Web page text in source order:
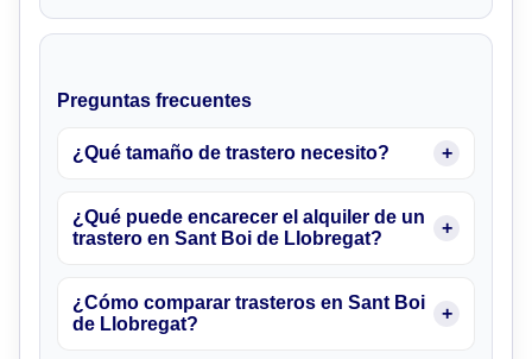
Preguntas frecuentes
¿Qué tamaño de trastero necesito?
¿Qué puede encarecer el alquiler de un
trastero en Sant Boi de Llobregat?
¿Cómo comparar trasteros en Sant Boi
de Llobregat?